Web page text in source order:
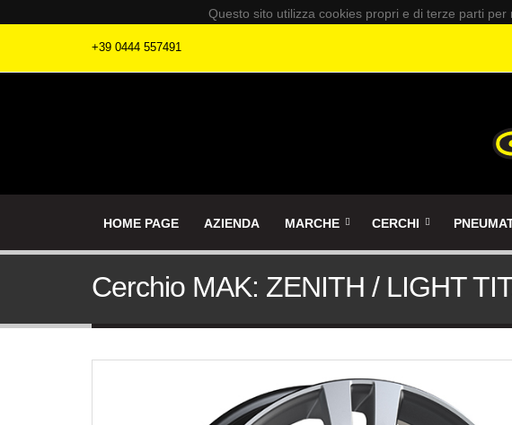
Questo sito utilizza cookies propri e di terze parti
+39 0444 557491
HOME PAGE AZIENDA MARCHE CERCHI
Cerchio MAK: ZENITH / LIGHT